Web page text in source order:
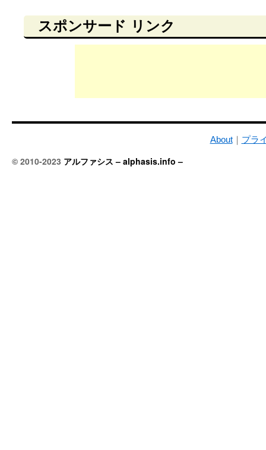
スポンサード リンク
About｜ プラ
© 2010-2023 アルファシス – alphasis.info –